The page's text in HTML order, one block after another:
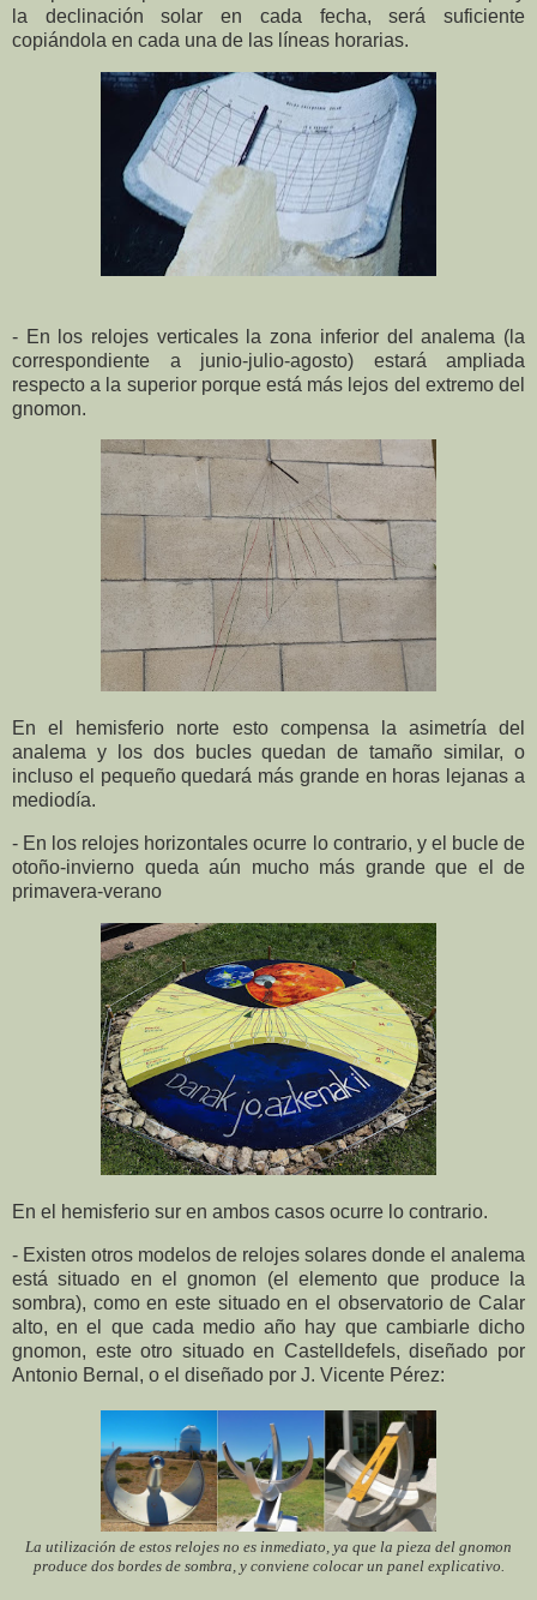
la declinación solar en cada fecha, será suficiente
copiándola en cada una de las líneas horarias.
- En los relojes verticales la zona inferior del analema (la
correspondiente a junio-julio-agosto) estará ampliada
respecto a la superior porque está más lejos del extremo del
gnomon.
En el hemisferio norte esto compensa la asimetría del
analema y los dos bucles quedan de tamaño similar, o
incluso el pequeño quedará más grande en horas lejanas a
mediodía.
- En los relojes horizontales ocurre lo contrario, y el bucle de
otoño-invierno queda aún mucho más grande que el de
primavera-verano
En el hemisferio sur en ambos casos ocurre lo contrario.
- Existen otros modelos de relojes solares donde el analema
está situado en el gnomon (el elemento que produce la
sombra), como en este situado en el observatorio de Calar
alto, en el que cada medio año hay que cambiarle dicho
gnomon, este otro situado en Castelldefels, diseñado por
Antonio Bernal, o el diseñado por J. Vicente Pérez:
La utilización de estos relojes no es inmediato, ya que la pieza del gnomon
produce dos bordes de sombra, y conviene colocar un panel explicativo.